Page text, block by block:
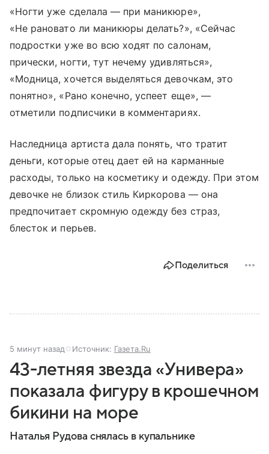
«Ногти уже сделала — при маникюре»,
«Не рановато ли маникюры делать?», «Сейчас
подростки уже во всю ходят по салонам,
прически, ногти, тут нечему удивляться»,
«Модница, хочется выделяться девочкам, это
понятно», «Рано конечно, успеет еще», —
отметили подписчики в комментариях.
Наследница артиста дала понять, что тратит
деньги, которые отец дает ей на карманные
расходы, только на косметику и одежду. При этом
девочке не близок стиль Киркорова — она
предпочитает скромную одежду без страз,
блесток и перьев.
Поделиться
5 минут назад Источник: Газета.Ru
43-летняя звезда «Универа»
показала фигуру в крошечном
бикини на море
Наталья Рудова снялась в купальнике